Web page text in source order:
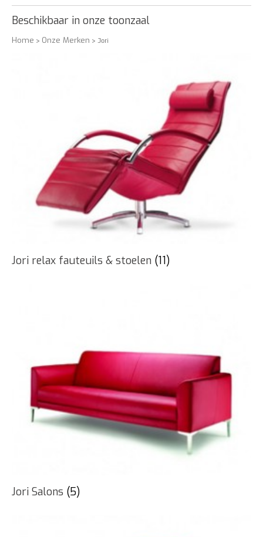
Beschikbaar in onze toonzaal
Home > Onze Merken > Jori
Jori relax fauteuils & stoelen (11)
Jori Salons (5)